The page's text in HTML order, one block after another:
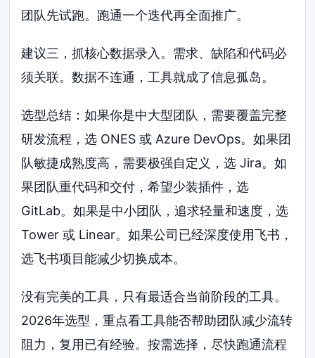
团队先试跑。跑通一个迭代再全面推广。
建议三，抓核心数据录入。需求、缺陷和代码必
须关联。数据不连通，工具就成了信息孤岛。
选型总结：如果你是中大型团队，需要覆盖完整
研发流程，选 ONES 或 Azure DevOps。如果团
队敏捷成熟度高，需要极强自定义，选 Jira。如
果团队重代码和交付，希望少装插件，选
GitLab。如果是中小团队，追求轻量和速度，选
Tower 或 Linear。如果公司已经深度使用飞书，
选飞书项目能减少切换成本。
没有完美的工具，只有最适合当前阶段的工具。
2026年选型，重点看工具能否帮助团队减少流转
阻力，复用已有经验。按需选择，尽快跑通流程